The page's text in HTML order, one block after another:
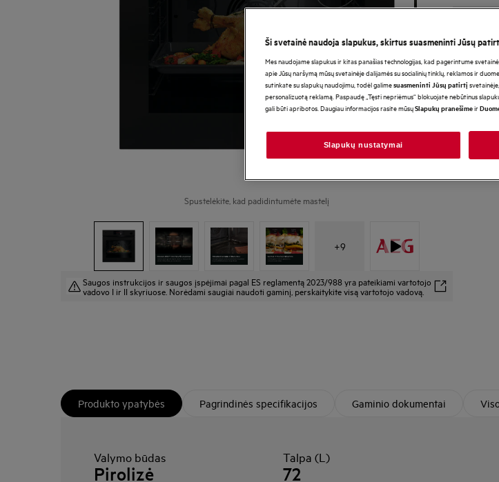
Spustelėkite, kad padidintumėte mastelį
+9
Saugos instrukcijos ir saugos įspėjimai pagal ES reglamentą 2023/988 yra pateikiami vartotojo
vadovo I ir II skyriuose. Norėdami saugiai naudoti gaminį, perskaitykite visą vartotojo vadovą.
Produkto ypatybės Pagrindinės specifikacijos Gaminio dokumentai
Valymo būdas
Pirolizė
Talpa (L)
72
Ši svetainė naudoja slapukus, skirtus suasmeninti Jūsų
Mes naudojame slapukus ir kitas panašias technologijas, kad pagerintume
apie Jūsų naršymą mūsų svetainėje dalijamės su socialinių tinklų, reklamos ir
sutinkate su slapukų naudojimu, todėl galimesuasmeninti Jūsų patirtį
personalizuotą reklamą. Paspaudę „Tęsti nepriėmus“ blokuojate nebūtinus
gali būti apribotos. Daugiau informacijos rasite mūsųSlapukų pranešimeir
Slapukų nustatymai